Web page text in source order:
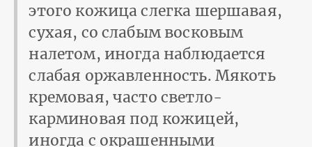
этого кожица слегка шершавая,
сухая, со слабым восковым
налетом, иногда наблюдается
слабая оржавленность. Мякоть
кремовая, часто светло-
карминовая под кожицей,
иногда с окрашенными